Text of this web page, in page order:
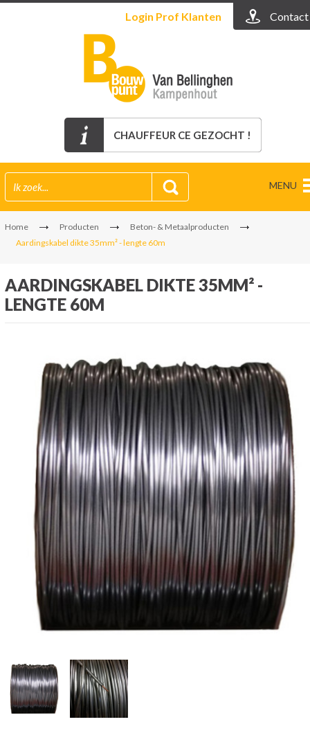
Login Prof Klanten Contact
CHAUFFEUR CE GEZOCHT !
MENU
Home Producten
Beton- & Metaalproducten
Aardingskabel dikte 35mm² - lengte 60m
AARDINGSKABEL DIKTE 35MM² -
LENGTE 60M